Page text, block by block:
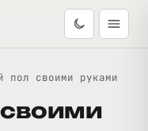
пол своими руками